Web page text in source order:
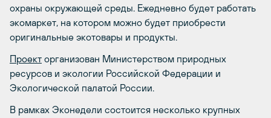
охраны окружающей среды. Ежедневно будет работать
экомаркет, на котором можно будет приобрести
оригинальные экотовары и продукты.
Проект организован Министерством природных
ресурсов и экологии Российской Федерации и
Экологической палатой России.
В рамках Эконедели состоится несколько крупных